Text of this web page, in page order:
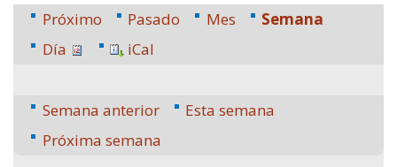
Próximo Pasado Mes
Semana
Día
iCal
Semana anterior
Esta semana
Próxima semana